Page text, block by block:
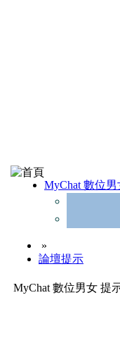
MyChat 數位男
»
論壇提示
MyChat 數位男女 提